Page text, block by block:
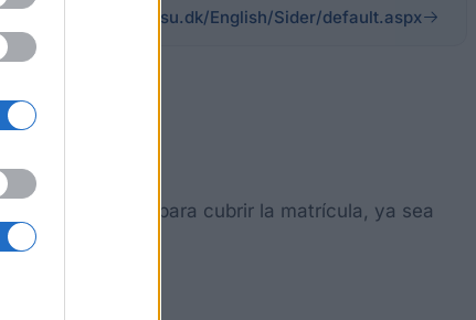
su.dk/English/Sider/default.aspx
hasta 2 años para cubrir la matrícula, ya sea